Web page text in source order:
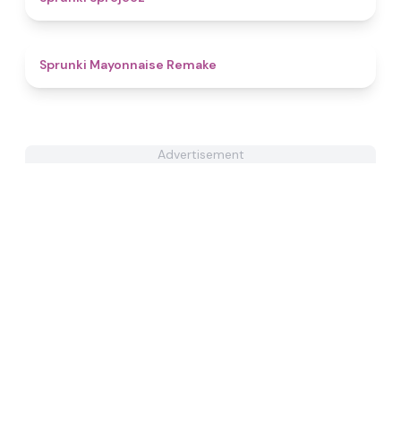
Sprunki Mayonnaise Remake
Advertisement